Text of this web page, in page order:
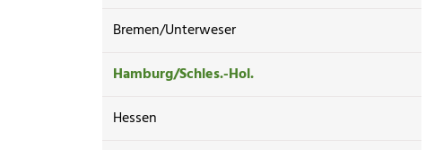
Bremen/Unterweser
Hamburg/Schles.-Hol.
Hessen